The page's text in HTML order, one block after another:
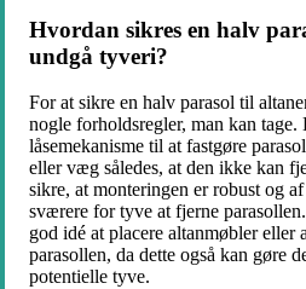
Hvordan sikres en halv
undgå tyveri?
For at sikre en halv parasol til
nogle forholdsregler, man kan tage.
låsemekanisme til at fastgøre
eller væg således, at den ikke kan
sikre, at monteringen er robust og
sværere for tyve at fjerne
god idé at placere altanmøbler eller
parasollen, da dette også kan gøre
potentielle tyve.